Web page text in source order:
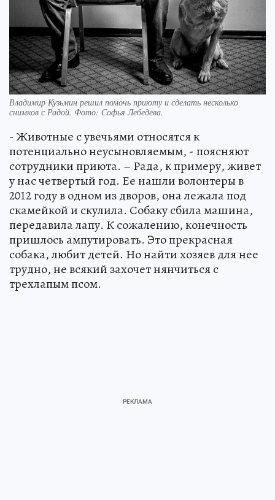
Владимир Кузьмин решил помочь приюту и сделать несколько
снимков с Радой. Фото: Софья Лебедева.
- Животные с увечьями относятся к
потенциально неусыновляемым, - поясняют
сотрудники приюта. – Рада, к примеру, живет
у нас четвертый год. Ее нашли волонтеры в
2012 году в одном из дворов, она лежала под
скамейкой и скулила. Собаку сбила машина,
передавила лапу. К сожалению, конечность
пришлось ампутировать. Это прекрасная
собака, любит детей. Но найти хозяев для нее
трудно, не всякий захочет нянчиться с
трехлапым псом.